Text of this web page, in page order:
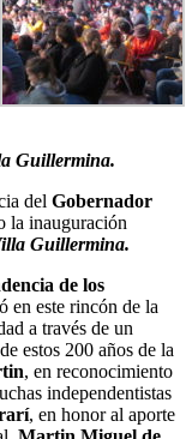
Guillermina.
del Gobernador
la inauguración
Guillermina.
de los
en este rincón de la
a través de un
estos 200 años de la
, en reconocimiento
independentistas
, en honor al aporte